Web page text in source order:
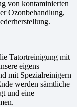
von kontaminierten
Ozonbehandlung,
Tatortreinigung mit
eigens
mit Spezialreinigern
werden sämtliche
und eine